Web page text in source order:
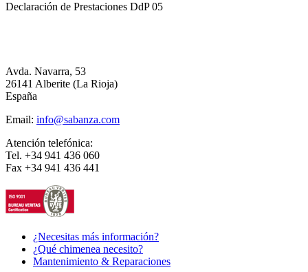
Declaración de Prestaciones DdP 05
Avda. Navarra, 53
26141 Alberite (La Rioja)
España
Email: info@sabanza.com
Atención telefónica:
Tel. +34 941 436 060
Fax +34 941 436 441
¿Necesitas más información?
¿Qué chimenea necesito?
Mantenimiento & Reparaciones